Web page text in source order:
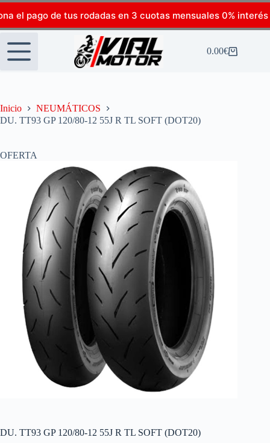
el pago de tus rodadas en 3 cuotas mensuales 0% interés
0.00€
Inicio
NEUMÁTICOS
DU. TT93 GP 120/80-12 55J R TL SOFT (DOT20)
OFERTA
DU. TT93 GP 120/80-12 55J R TL SOFT (DOT20)